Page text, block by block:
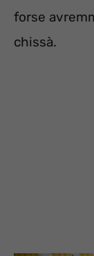
forse
chissà.